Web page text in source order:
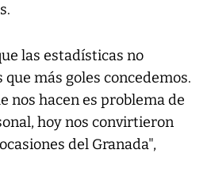
las estadísticas no
más goles concedemos.
nos hacen es problema de
hoy nos convirtieron
del Granada",